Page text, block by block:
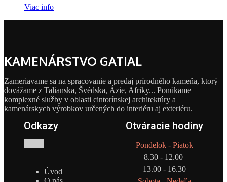
Viac info
KAMENÁRSTVO GATIAL
Zameriavame sa na spracovanie a predaj prírodného kameňa, ktorý
dovážame z Talianska, Švédska, Ázie, Afriky... Ponúkame
komplexné služby v oblasti cintorínskej architektúry a
kamenárskych výrobkov určených do interiéru aj exteriéru.
Odkazy
Úvod
Otváracie hodiny
Pondelok - Piatok
8.30 - 12.00
13.00 - 16.30